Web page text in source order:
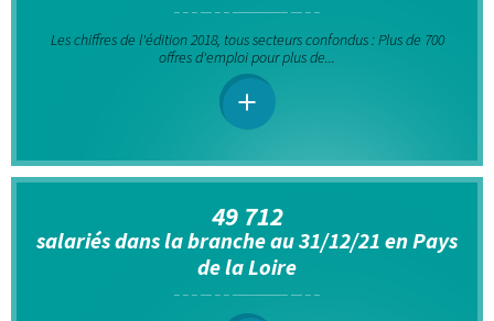
Les chiffres de l'édition 2018, tous secteurs confondus : Plus de 700
offres d'emploi pour plus de...
49 712
salariés dans la branche au 31/12/21 en Pays
de la Loire